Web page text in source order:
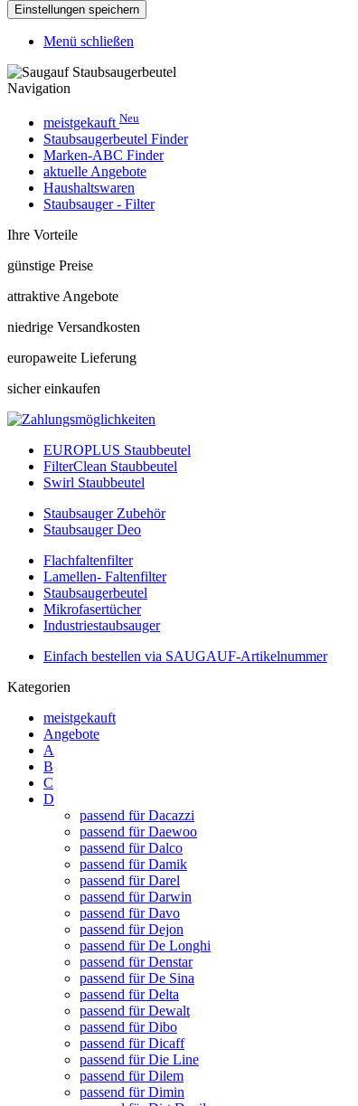
Menü schließen
Navigation
meistgekauft Neu
Staubsaugerbeutel Finder
Marken-ABC Finder
aktuelle Angebote
Haushaltswaren
Staubsauger - Filter
Ihre Vorteile
günstige Preise
attraktive Angebote
niedrige Versandkosten
europaweite Lieferung
sicher einkaufen
EUROPLUS Staubbeutel
FilterClean Staubbeutel
Swirl Staubbeutel
Staubsauger Zubehör
Staubsauger Deo
Flachfaltenfilter
Lamellen- Faltenfilter
Staubsaugerbeutel
Mikrofasertücher
Industriestaubsauger
Einfach bestellen via SAUGAUF-Artikelnummer
Kategorien
meistgekauft
Angebote
A
B
C
D
passend für Dacazzi
passend für Daewoo
passend für Dalco
passend für Damik
passend für Darel
passend für Darwin
passend für Davo
passend für Dejon
passend für De Longhi
passend für Denstar
passend für De Sina
passend für Delta
passend für Dewalt
passend für Dibo
passend für Dicaff
passend für Die Line
passend für Dilem
passend für Dimin